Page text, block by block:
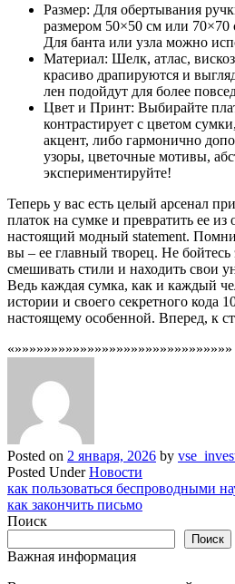
Размер: Для обертывания
размером 50×50 см или
Для банта или узла можно
Материал: Шелк, атлас,
красиво драпируются и
лен подойдут для более
Цвет и Принт: Выбирайте
контрастирует с цветом
акцент, либо гармонично
узоры, цветочные мотивы,
экспериментируйте!
Теперь у вас есть целый арсенал
платок на сумке и превратить ее из
настоящий модный statement.
вы – ее главный творец. Не бойтесь
смешивать стили и находить свои
Ведь каждая сумка, как и каждый
истории и своего секретного кода
настоящему особенной. Вперед, к
«»»»»»»»»»»»»»»»»»»»»»»»»»»»»»»
Posted on 2 января, 2026 by
Posted UnderНовости
Навигация
по
как пользоваться беспроводными
как закончить письмо
Поиск
Поиск
Важная информация